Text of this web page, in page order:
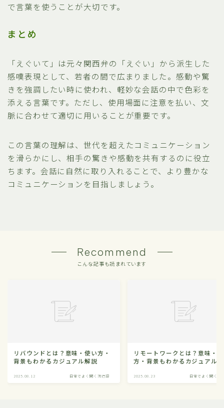
で言葉を使うことが大切です。
まとめ
「えぐいて」は元々関西弁の「えぐい」から派生した
感嘆表現として、若者の間で広まりました。感動や驚
きを強調したい時に使われ、軽妙な会話の中で色彩を
添える言葉です。ただし、使用場面に注意を払い、文
脈に合わせて適切に用いることが重要です。
この言葉の理解は、世代を超えたコミュニケーション
を滑らかにし、相手の驚きや感動を共有するのに役立
ちます。会話に自然に取り入れることで、より豊かな
コミュニケーションを目指しましょう。
Recommend
こんな記事も読まれています
リバウンドとは？意味・使い方・
背景もわかるカジュアル解説
2025.08.12 日常でよく聞く流行語
リモートワークとは？意味・
方・背景もわかるカジュアル
2025.08.23 日常でよく聞く流